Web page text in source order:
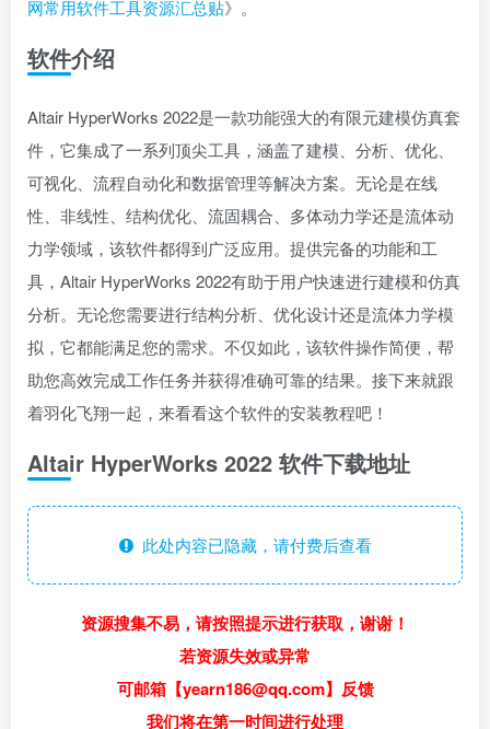
网常用软件工具资源汇总贴》。
软件介绍
Altair HyperWorks 2022是一款功能强大的有限元建模仿真套
件，它集成了一系列顶尖工具，涵盖了建模、分析、优化、
可视化、流程自动化和数据管理等解决方案。无论是在线
性、非线性、结构优化、流固耦合、多体动力学还是流体动
力学领域，该软件都得到广泛应用。提供完备的功能和工
具，Altair HyperWorks 2022有助于用户快速进行建模和仿真
分析。无论您需要进行结构分析、优化设计还是流体力学模
拟，它都能满足您的需求。不仅如此，该软件操作简便，帮
助您高效完成工作任务并获得准确可靠的结果。接下来就跟
着羽化飞翔一起，来看看这个软件的安装教程吧！
Altair HyperWorks 2022 软件下载地址
此处内容已隐藏，请付费后查看
资源搜集不易，请按照提示进行获取，谢谢！
若资源失效或异常
可邮箱【yearn186@qq.com】反馈
我们将在第一时间进行处理